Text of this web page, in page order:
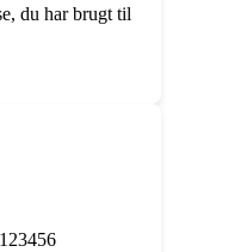
du har brugt til